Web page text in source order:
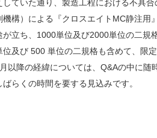
していた通り、製造工程における不具
機構）による『クロスエイトMC静注用
が立ち、1000単位及び2000単位の二規
位及び 500 単位の二規格も含めて、限
以降の経緯については、Q&Aの中に
ばらくの時間を要する見込みです。